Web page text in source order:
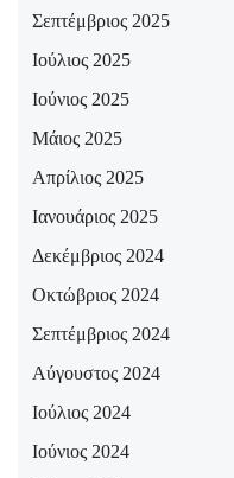
Σεπτέμβριος 2025
Ιούλιος 2025
Ιούνιος 2025
Μάιος 2025
Απρίλιος 2025
Ιανουάριος 2025
Δεκέμβριος 2024
Οκτώβριος 2024
Σεπτέμβριος 2024
Αύγουστος 2024
Ιούλιος 2024
Ιούνιος 2024